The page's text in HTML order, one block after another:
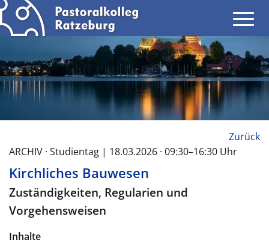
Zurück
ARCHIV · Studientag | 18.03.2026 · 09:30–16:30 Uhr
Kirchliches Bauwesen
Zuständigkeiten, Regularien und
Vorgehensweisen
Inhalte